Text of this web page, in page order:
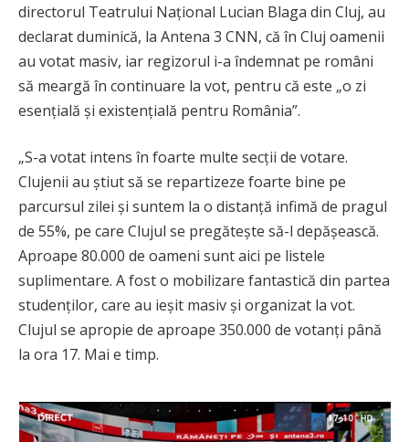
directorul Teatrului Național Lucian Blaga din Cluj, au
declarat duminică, la Antena 3 CNN, că în Cluj oamenii
au votat masiv, iar regizorul i-a îndemnat pe români
să meargă în continuare la vot, pentru că este „o zi
esențială și existențială pentru România”.
„S-a votat intens în foarte multe secții de votare.
Clujenii au știut să se repartizeze foarte bine pe
parcursul zilei și suntem la o distanță infimă de pragul
de 55%, pe care Clujul se pregătește să-l depășească.
Aproape 80.000 de oameni sunt aici pe listele
suplimentare. A fost o mobilizare fantastică din partea
studenților, care au ieșit masiv și organizat la vot.
Clujul se apropie de aproape 350.000 de votanți până
la ora 17. Mai e timp.